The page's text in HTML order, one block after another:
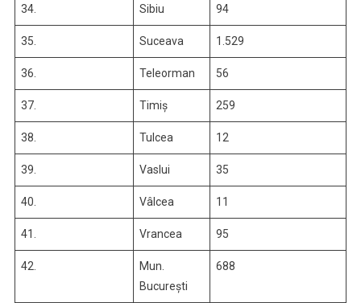
34. Sibiu 94
35. Suceava 1.529
36. Teleorman 56
37. Timiș 259
38. Tulcea 12
39. Vaslui 35
40. Vâlcea 11
41. Vrancea 95
42.
Mun.
București
688